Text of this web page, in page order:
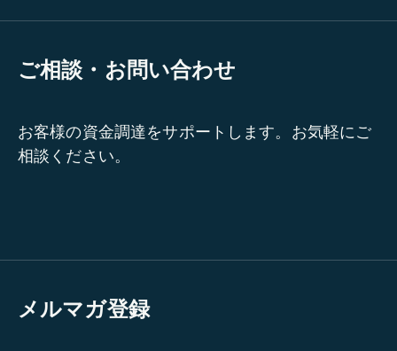
ご相談・お問い合わせ
お客様の資金調達をサポートします。お気軽にご
相談ください。
メルマガ登録